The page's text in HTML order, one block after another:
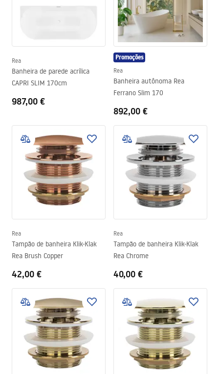
Rea
Banheira de parede acrílica
CAPRI SLIM 170cm
987,00 €
Promoções
Rea
Banheira autônoma Rea
Ferrano Slim 170
892,00 €
Rea
Tampão de banheira Klik-Klak
Rea Brush Copper
42,00 €
Rea
Tampão de banheira Klik-Klak
Rea Chrome
40,00 €